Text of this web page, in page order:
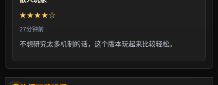
★★★★☆
27分钟前
不想研究太多机制的话，这个版本玩起来比较轻松。